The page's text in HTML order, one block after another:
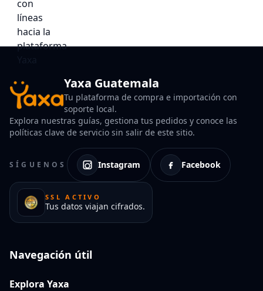
Yaxa Guatemala
Tu plataforma de compra e importación con
soporte local.
Explora nuestras guías, gestiona tus pedidos y conoce las
políticas clave de servicio sin salir de este sitio.
SÍGUENOS Instagram Facebook
SSL ACTIVO
Tus datos viajan cifrados.
Navegación útil
Explora Yaxa